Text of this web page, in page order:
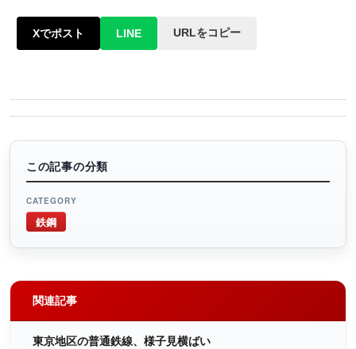
Xでポスト LINE URLをコピー
この記事の分類
CATEGORY
鉄鋼
関連記事
東京地区の普通鉄線、様子見横ばい